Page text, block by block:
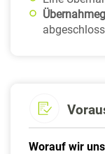
Worauf wir